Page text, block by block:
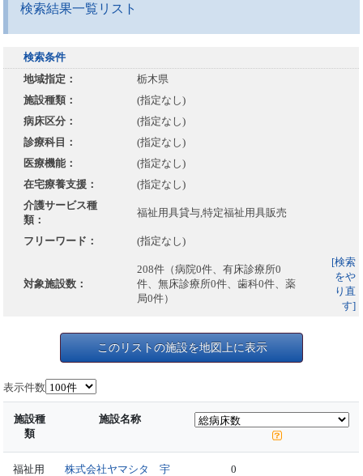
検索結果一覧リスト
検索条件
地域指定：
栃木県
施設種類：
(指定なし)
病床区分：
(指定なし)
診療科目：
(指定なし)
医療機能：
(指定なし)
在宅療養支援：
(指定なし)
介護サービス種
類：
福祉用具貸与,特定福祉用具販売
フリーワード： (指定なし)
対象施設数：
208件（病院0件、有床診療所0
件、無床診療所0件、歯科0件、薬
局0件）
[検索
をや
り直
す]
このリストの施設を地図上に表示
表示件数
施設種
類
施設名称
福祉用
株式会社ヤマシタ 宇
0